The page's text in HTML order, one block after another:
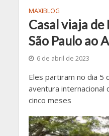
MAXIBLOG
Casal viaja
São Paulo ao
6 de abril de 2023
Eles partiram no dia 5
aventura internacional
cinco meses